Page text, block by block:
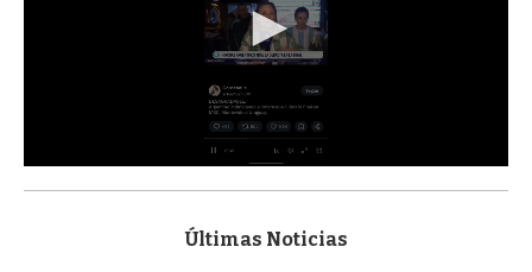
s
Últimas Noticias